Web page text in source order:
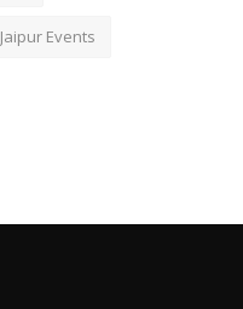
Jaipur Events